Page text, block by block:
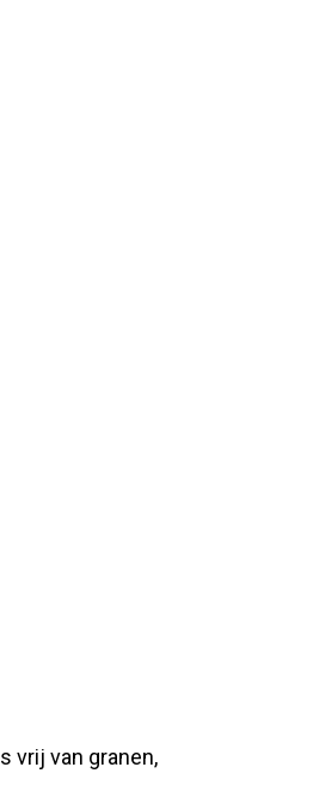
vrij van granen,